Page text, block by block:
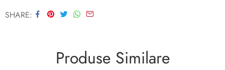
SHARE
Produse Similare